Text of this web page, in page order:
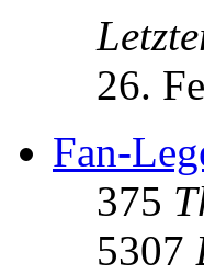
26.
Fan-
375
5307